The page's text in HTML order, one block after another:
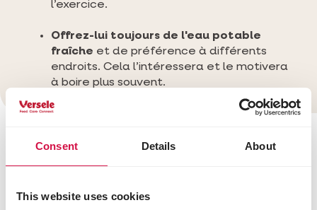
Consent Details About
This website uses cookies
l’exercice.
Offrez-lui toujours de l'eau potable
fraîche et de préférence à différents
endroits. Cela l’intéressera et le motivera
à boire plus souvent.